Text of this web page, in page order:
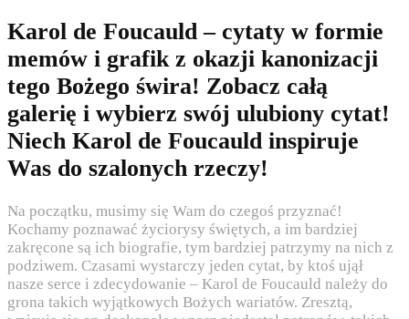
Karol de Foucauld – cytaty w formie
memów i grafik z okazji kanonizacji
tego Bożego świra! Zobacz całą
galerię i wybierz swój ulubiony cytat!
Niech Karol de Foucauld inspiruje
Was do szalonych rzeczy!
Na początku, musimy się Wam do czegoś przyznać!
Kochamy poznawać życiorysy świętych, a im bardziej
zakręcone są ich biografie, tym bardziej patrzymy na nich z
podziwem. Czasami wystarczy jeden cytat, by ktoś ujął
nasze serce i zdecydowanie – Karol de Foucauld należy do
grona takich wyjątkowych Bożych wariatów. Zresztą,